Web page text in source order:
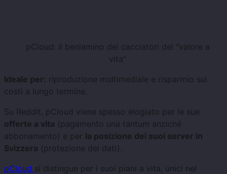
pCloud: il beniamino dei cacciatori del "valore a
vita"
Ideale per: riproduzione multimediale e risparmio sui
costi a lungo termine.
Su Reddit, pCloud viene spesso elogiato per le sue
offerte a vita (pagamento una tantum anziché
abbonamento) e per la posizione dei suoi server in
Svizzera (protezione dei dati).
pCloud si distingue per i suoi piani a vita, unici nel